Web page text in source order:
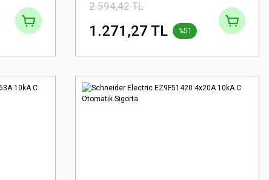
2.594,42 TL
1.271,27 TL %51